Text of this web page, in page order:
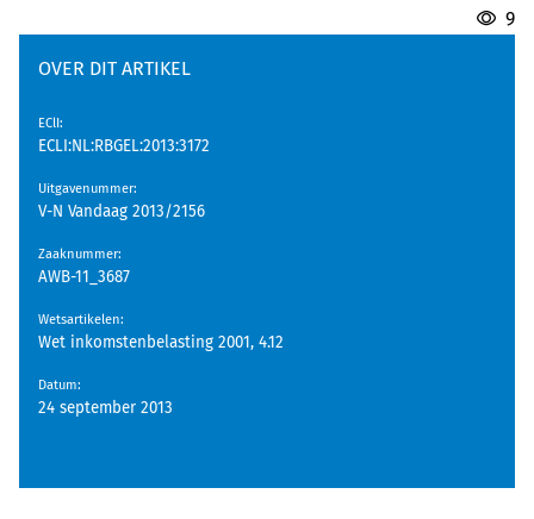
9
OVER DIT ARTIKEL
EClI:
ECLI:NL:RBGEL:2013:3172
Uitgavenummer:
V-N Vandaag 2013/2156
Zaaknummer:
AWB-11_3687
Wetsartikelen:
Wet inkomstenbelasting 2001, 4.12
Datum:
24 september 2013